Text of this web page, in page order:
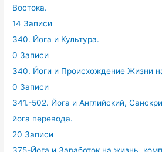
Востока.
14 Записи
340. Йога и Культура.
0 Записи
340. Йоги и Происхождение Жизни
0 Записи
341.-502. Йога и Английский,
йога перевода.
20 Записи